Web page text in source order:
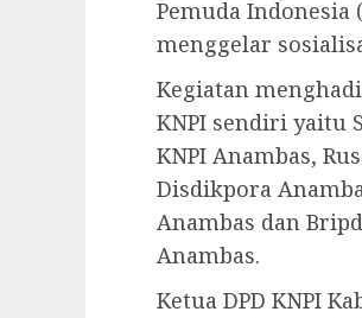
Pemuda Indonesia
menggelar
Kegiatan
KNPI sendiri yaitu
KNPI Anambas,
Disdikpora
Anambas dan
Anambas.
Ketua DPD KNPI